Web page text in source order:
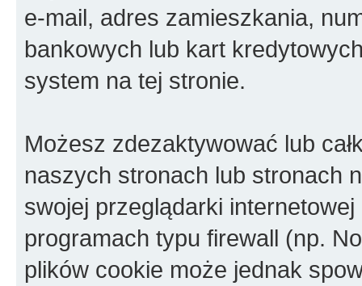
e-mail, adres zamieszkania,
bankowych lub kart
system na tej stronie.
Możesz zdezaktywować lub
naszych stronach lub stronach
swojej przeglądarki
programach typu firewall (np.
plików cookie może jednak